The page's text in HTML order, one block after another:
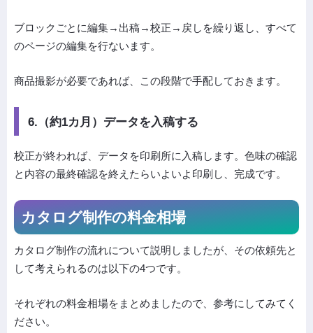
ブロックごとに編集→出稿→校正→戻しを繰り返し、すべて
のページの編集を行ないます。
商品撮影が必要であれば、この段階で手配しておきます。
6.（約1カ月）データを入稿する
校正が終われば、データを印刷所に入稿します。色味の確認
と内容の最終確認を終えたらいよいよ印刷し、完成です。
カタログ制作の料金相場
カタログ制作の流れについて説明しましたが、その依頼先と
して考えられるのは以下の4つです。
それぞれの料金相場をまとめましたので、参考にしてみてく
ださい。